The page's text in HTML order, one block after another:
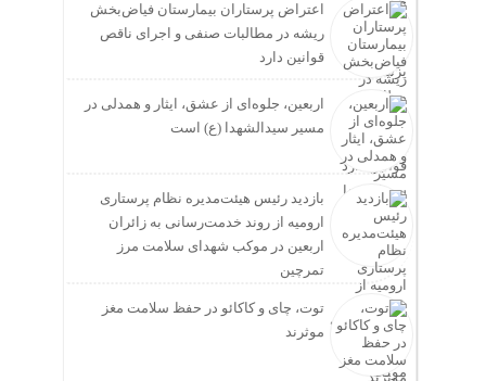
اعتراض پرستاران بیمارستان فیاض‌بخش
ریشه در مطالبات صنفی و اجرای ناقص
قوانین دارد
اربعین، جلوه‌ای از عشق، ایثار و همدلی در
مسیر سیدالشهدا (ع) است
بازدید رئیس هیئت‌مدیره نظام پرستاری
ارومیه از روند خدمت‌رسانی به زائران
اربعین در موکب شهدای سلامت مرز
تمرچین
توت، چای و کاکائو در حفظ سلامت مغز
موثرند